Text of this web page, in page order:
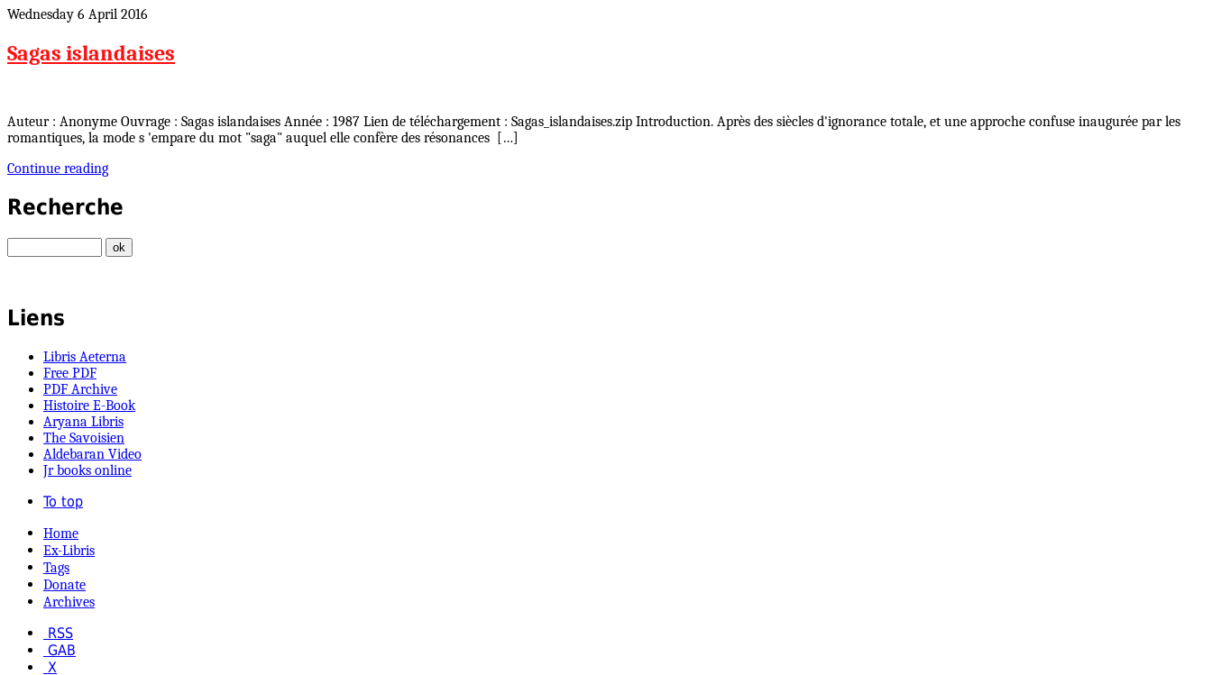
Wednesday 6 April 2016
Sagas islandaises
Auteur : Anonyme Ouvrage : Sagas islandaises Année : 1987 Lien de téléchargement : Sagas_islandaises.zip Introduction. Après des siècles d'ignorance totale, et une approche confuse inaugurée par les
romantiques, la mode s 'empare du mot "saga" auquel elle confère des résonances […]
Continue reading
Recherche
Liens
Libris Aeterna
Free PDF
PDF Archive
Histoire E-Book
Aryana Libris
The Savoisien
Aldebaran Video
Jr books online
To top
Home
Ex-Libris
Tags
Donate
Archives
RSS
GAB
X